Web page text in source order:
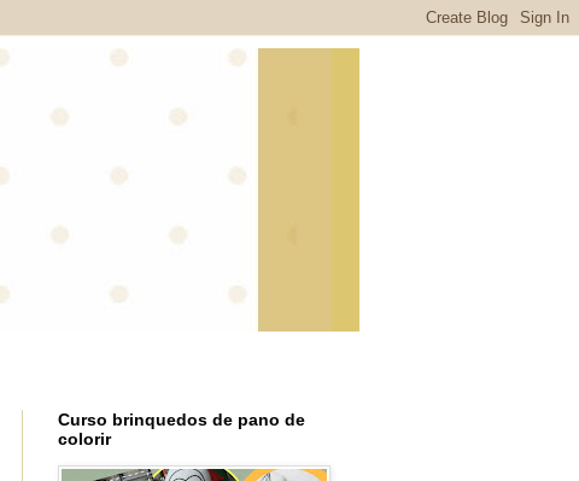
Curso brinquedos de pano de
colorir